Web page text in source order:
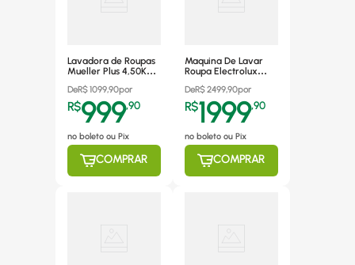
Lavadora de Roupas
Mueller Plus 4,50Kg,
Programas de
Lavagem, Branca -
220V
DeR$1099,90por
R$999,90
no boleto ou Pix
COMPRAR
Maquina De Lavar
Roupa Electrolux
LEE15 220V
DeR$2499,90por
R$1999,90
no boleto ou Pix
COMPRAR